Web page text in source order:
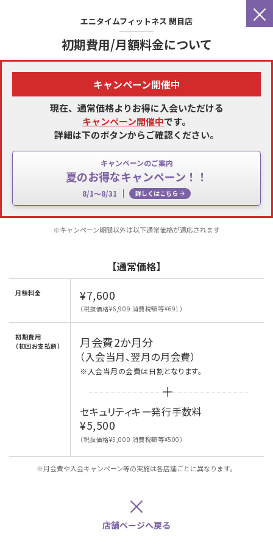
×
エニタイムフィットネス 関目店
初期費用/月額料金について
キャンペーン開催中
現在、通常価格よりお得に入会いただける
キャンペーン開催中です。
詳細は下のボタンからご確認ください。
キャンペーンのご案内
夏のお得なキャンペーン！！
8/1～8/31 詳しくはこちら
※キャンペーン期間以外は以下通常価格が適応されます
【通常価格】
月額料金 ¥7,600
（税抜価格¥6,909 消費税額等¥691）
初期費用
（初回お支払額）
月会費2か月分
（入会当月、翌月の月会費）
※入会当月の会費は日割となります。
セキュリティキー発行手数料
¥5,500
（税抜価格¥5,000 消費税額等¥500）
※月会費や入会キャンペーン等の実施は各店舗ごとに異なります。
×
店舗ページへ戻る